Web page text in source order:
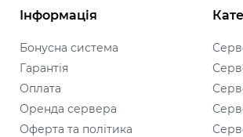
Інформація
Бонусна система
Гарантія
Оплата
Оренда сервера
Оферта та політика